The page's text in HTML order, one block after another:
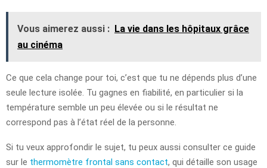
Vous aimerez aussi : La vie dans les hôpitaux grâce
au cinéma
Ce que cela change pour toi, c’est que tu ne dépends plus d’une
seule lecture isolée. Tu gagnes en fiabilité, en particulier si la
température semble un peu élevée ou si le résultat ne
correspond pas à l’état réel de la personne.
Si tu veux approfondir le sujet, tu peux aussi consulter ce guide
sur le thermomètre frontal sans contact, qui détaille son usage